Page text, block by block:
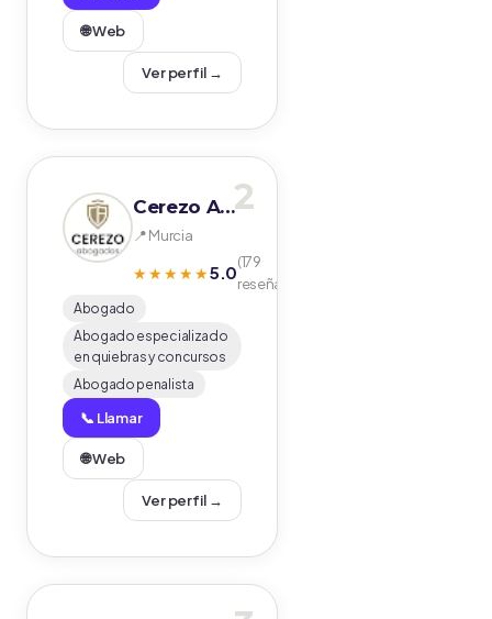
🌐 Web
Ver perfil →
2
Cerezo Abogados
📍 Murcia
★★★★★5.0(179
reseñas)
Abogado
Abogado especializado
en quiebras y concursos
Abogado penalista
📞 Llamar
🌐 Web
Ver perfil →